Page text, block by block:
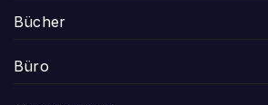
Bücher
Büro